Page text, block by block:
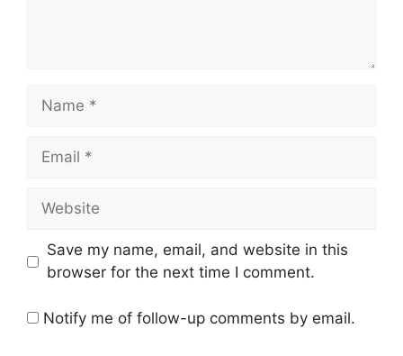
Name
Email
Website
Save my name, email, and website in this
browser for the next time I comment.
Notify me of follow-up comments by email.